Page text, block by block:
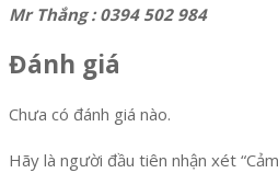
Mr Thắng : 0394 502 984
Đánh giá
Chưa có đánh giá nào.
Hãy là người đầu tiên nhận xét